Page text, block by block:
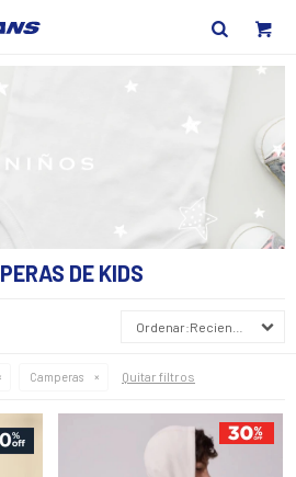
DE KIDS
Recientes
Camperas Quitar filtros